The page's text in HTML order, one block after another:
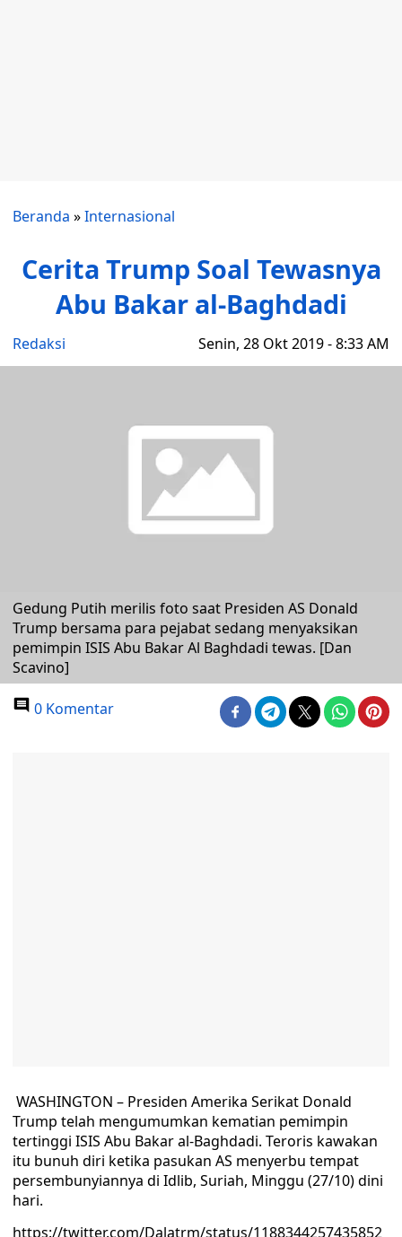
Beranda »Internasional
Cerita Trump Soal Tewasnya
Abu Bakar al-Baghdadi
Redaksi Senin, 28 Okt 2019 - 8:33 AM
Gedung Putih merilis foto saat Presiden AS Donald
Trump bersama para pejabat sedang menyaksikan
pemimpin ISIS Abu Bakar Al Baghdadi tewas. [Dan
Scavino]
0 Komentar
WASHINGTON – Presiden Amerika Serikat Donald
Trump telah mengumumkan kematian pemimpin
tertinggi ISIS Abu Bakar al-Baghdadi. Teroris kawakan
itu bunuh diri ketika pasukan AS menyerbu tempat
persembunyiannya di Idlib, Suriah, Minggu (27/10) dini
hari.
https://twitter.com/Dalatrm/status/1188344257435852